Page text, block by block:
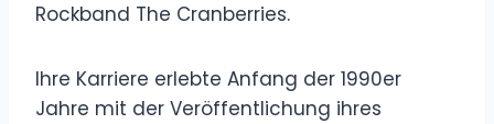
Rockband The Cranberries.
Ihre Karriere erlebte Anfang der 1990er
Jahre mit der Veröffentlichung ihres